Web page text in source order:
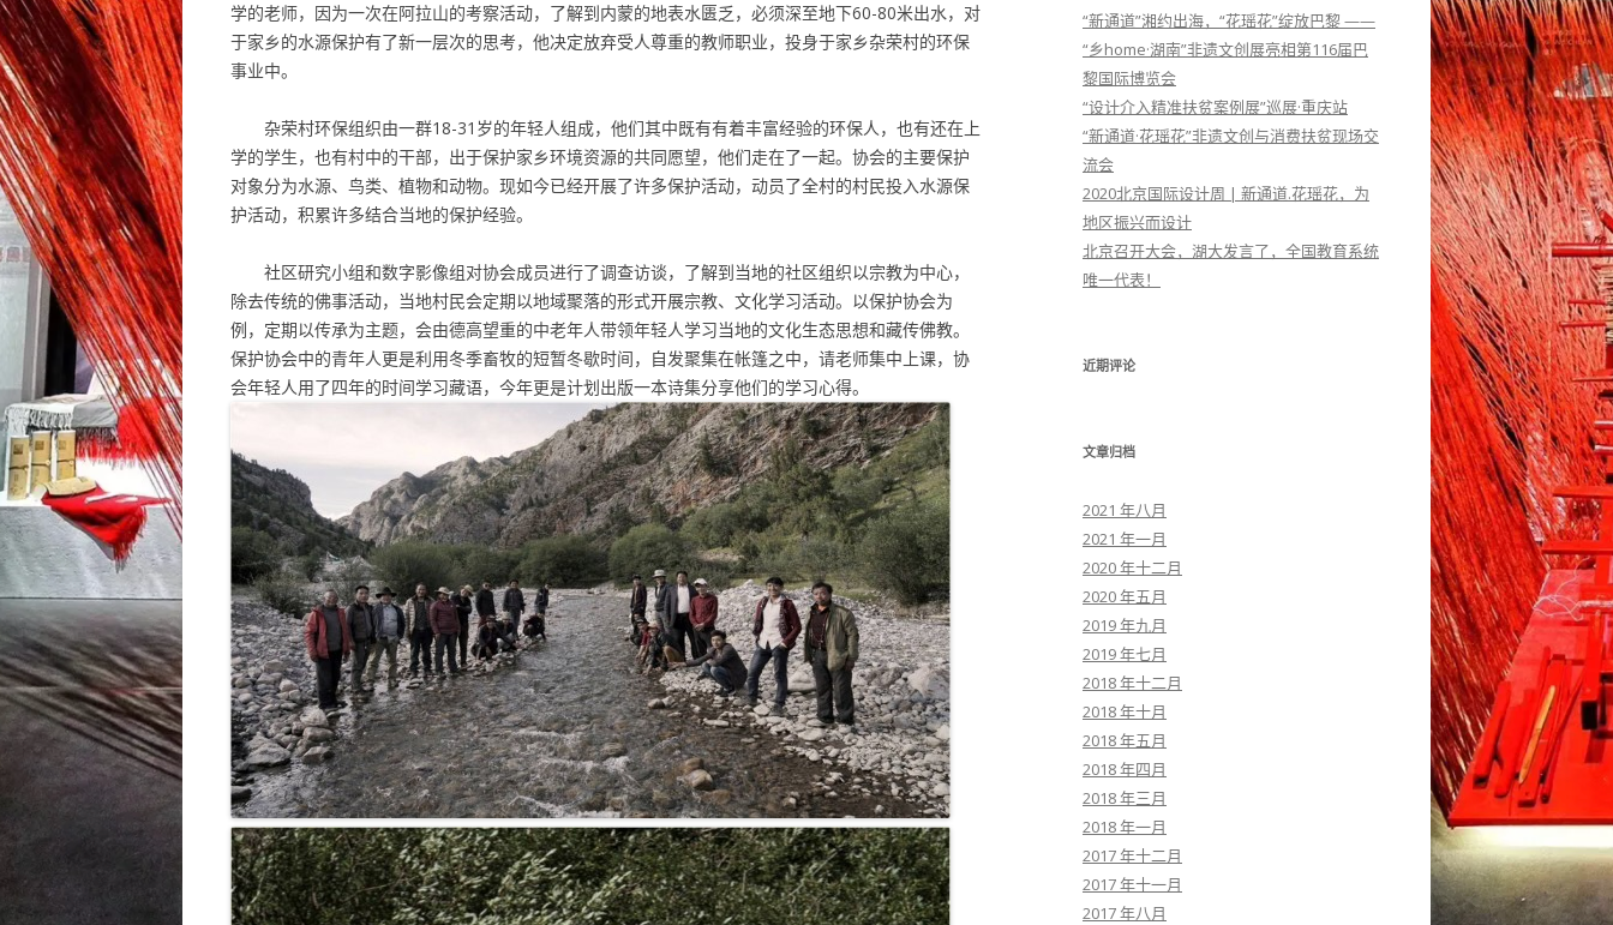
学的老师，因为一次在阿拉山的考察活动，了解到内蒙的地表水匮乏，必须深至地下60-80米出水，对
于家乡的水源保护有了新一层次的思考，他决定放弃受人尊重的教师职业，投身于家乡杂荣村的环保
事业中。
杂荣村环保组织由一群18-31岁的年轻人组成，他们其中既有有着丰富经验的环保人，也有还在上
学的学生，也有村中的干部，出于保护家乡环境资源的共同愿望，他们走在了一起。协会的主要保护
对象分为水源、鸟类、植物和动物。现如今已经开展了许多保护活动，动员了全村的村民投入水源保
护活动，积累许多结合当地的保护经验。
社区研究小组和数字影像组对协会成员进行了调查访谈，了解到当地的社区组织以宗教为中心，
除去传统的佛事活动，当地村民会定期以地域聚落的形式开展宗教、文化学习活动。以保护协会为
例，定期以传承为主题，会由德高望重的中老年人带领年轻人学习当地的文化生态思想和藏传佛教。
保护协会中的青年人更是利用冬季畜牧的短暂冬歇时间，自发聚集在帐篷之中，请老师集中上课，协
会年轻人用了四年的时间学习藏语，今年更是计划出版一本诗集分享他们的学习心得。
“新通道”湘约出海，“花瑶花”绽放巴黎 ——
“乡home·湖南”非遗文创展亮相第116届巴
黎国际博览会
“设计介入精准扶贫案例展”巡展·重庆站
“新通道·花瑶花”非遗文创与消费扶贫现场交
流会
2020北京国际设计周 | 新通道.花瑶花，为
地区振兴而设计
北京召开大会，湖大发言了，全国教育系统
唯一代表！
近期评论
文章归档
2021 年八月
2021 年一月
2020 年十二月
2020 年五月
2019 年九月
2019 年七月
2018 年十二月
2018 年十月
2018 年五月
2018 年四月
2018 年三月
2018 年一月
2017 年十二月
2017 年十一月
2017 年八月